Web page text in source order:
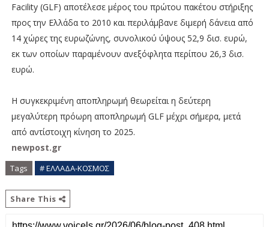
Facility (GLF) αποτέλεσε μέρος του πρώτου πακέτου στήριξης
προς την Ελλάδα το 2010 και περιλάμβανε διμερή δάνεια από
14 χώρες της ευρωζώνης, συνολικού ύψους 52,9 δισ. ευρώ,
εκ των οποίων παραμένουν ανεξόφλητα περίπου 26,3 δισ.
ευρώ.
Η συγκεκριμένη αποπληρωμή θεωρείται η δεύτερη
μεγαλύτερη πρόωρη αποπληρωμή GLF μέχρι σήμερα, μετά
από αντίστοιχη κίνηση το 2025.
newpost.gr
Tags # ΕΛΛΑΔΑ-ΚΟΣΜΟΣ
Share This